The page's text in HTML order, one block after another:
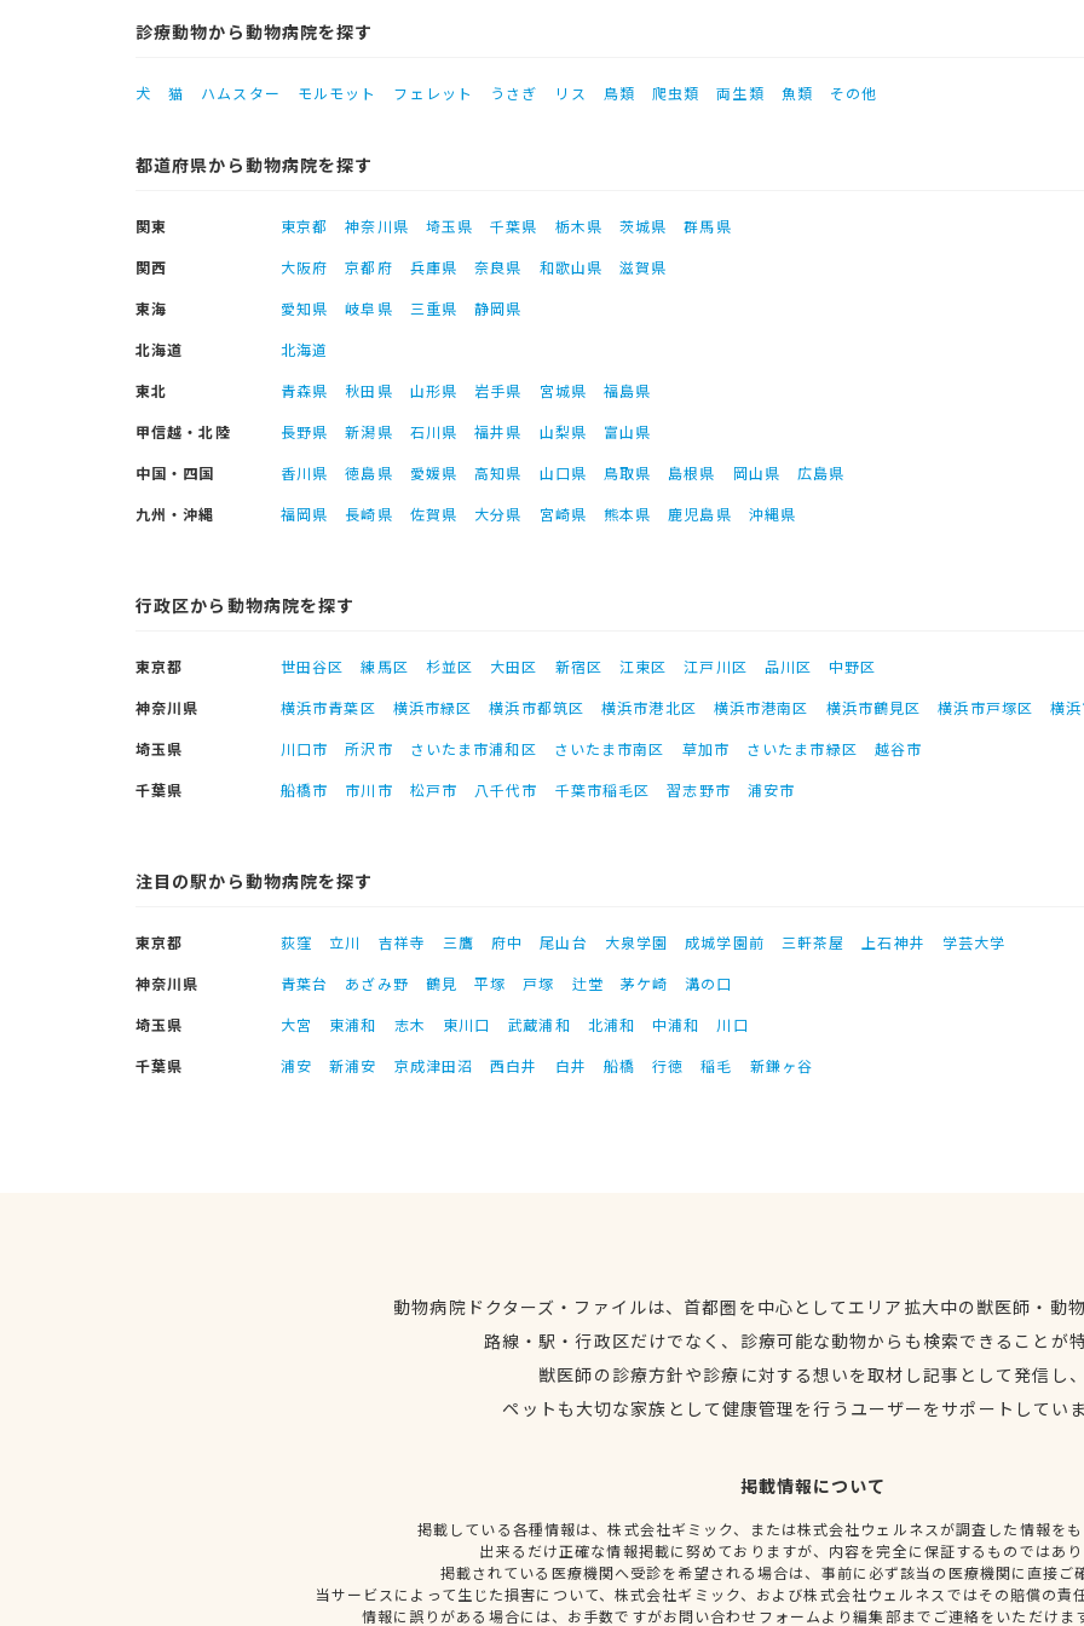
診療動物から動物病院を探す
犬 猫 ハムスター モルモット フェレット うさぎ リス 鳥類 爬虫類 両生類 魚類 その他
都道府県から動物病院を探す
関東 東京都 神奈川県 埼玉県 千葉県 栃木県 茨城県
群馬県
関西
大阪府 京都府 兵庫県 奈良県 和歌山県
滋賀県
東海
愛知県 岐阜県 三重県
静岡県
北海道
北海道
東北
青森県 秋田県 山形県 岩手県 宮城県
福島県
甲信越・北陸
長野県 新潟県 石川県 福井県 山梨県
富山県
中国・四国
香川県 徳島県 愛媛県 高知県 山口県 鳥取県 島根県 岡山県
広島県
九州・沖縄
福岡県 長崎県 佐賀県 大分県 宮崎県 熊本県 鹿児島県 沖縄県
行政区から動物病院を探す
東京都 世田谷区 練馬区 杉並区 大田区 新宿区 江東区 江戸川区 品川区
中野区
神奈川県
横浜市青葉区 横浜市緑区 横浜市都筑区 横浜市港北区 横浜市港南区 横浜市鶴見区 横浜市戸塚区
横
埼玉県
川口市 所沢市 さいたま市浦和区 さいたま市南区 草加市 さいたま市緑区
越谷市
千葉県
船橋市 市川市 松戸市 八千代市 千葉市稲毛区 習志野市 浦安市
注目の駅から動物病院を探す
東京都 荻窪 立川 吉祥寺 三鷹 府中 尾山台 大泉学園 成城学園前 三軒茶屋 上石神井
学芸大学
神奈川県
青葉台 あざみ野 鶴見 平塚 戸塚 辻堂 茅ケ崎
溝の口
埼玉県
大宮 東浦和 志木 東川口 武蔵浦和 北浦和 中浦和
川口
千葉県
浦安 新浦安 京成津田沼 西白井 白井 船橋 行徳 稲毛 新鎌ヶ谷
動物病院ドクターズ・ファイルは、首都圏を中心としてエリア拡大中の獣医師・動
路線・駅・行政区だけでなく、診療可能な動物からも検索できることが
獣医師の診療方針や診療に対する想いを取材し記事として発信し
ペットも大切な家族として健康管理を行うユーザーをサポートしてい
掲載情報について
掲載している各種情報は、株式会社ギミック、または株式会社ウェルネスが調査した情報を
出来るだけ正確な情報掲載に努めておりますが、内容を完全に保証するものではあ
掲載されている医療機関へ受診を希望される場合は、事前に必ず該当の医療機関に直接ご
当サービスによって生じた損害について、株式会社ギミック、および株式会社ウェルネスではその賠償の責
情報に誤りがある場合には、お手数ですがお問い合わせフォームより編集部までご連絡をいただけま